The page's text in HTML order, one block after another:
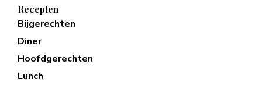
Recepten
Bijgerechten
Diner
Hoofdgerechten
Lunch